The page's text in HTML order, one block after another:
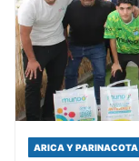
ARICA Y PARINACOTA